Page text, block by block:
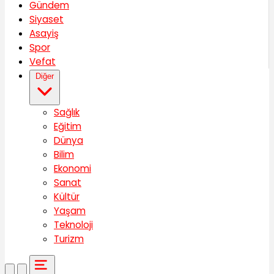
Gündem
Siyaset
Asayiş
Spor
Vefat
Diğer
Sağlık
Eğitim
Dünya
Bilim
Ekonomi
Sanat
Kültür
Yaşam
Teknoloji
Turizm